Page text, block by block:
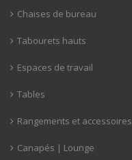
Chaises de bureau
Tabourets hauts
Espaces de travail
Tables
Rangements et accessoires
Canapés | Lounge